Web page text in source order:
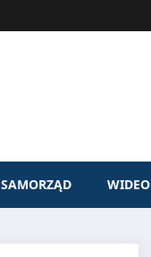
SAMORZĄD WIDEO